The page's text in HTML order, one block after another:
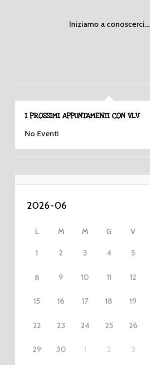
Iniziamo a conoscerci…
I PROSSIMI APPUNTAMENTI CON VLV
No Eventi
L M M G V
1 2 3 4 5
8 9 10 11 12
15 16 17 18 19
22 23 24 25 26
29 30 1 2 3